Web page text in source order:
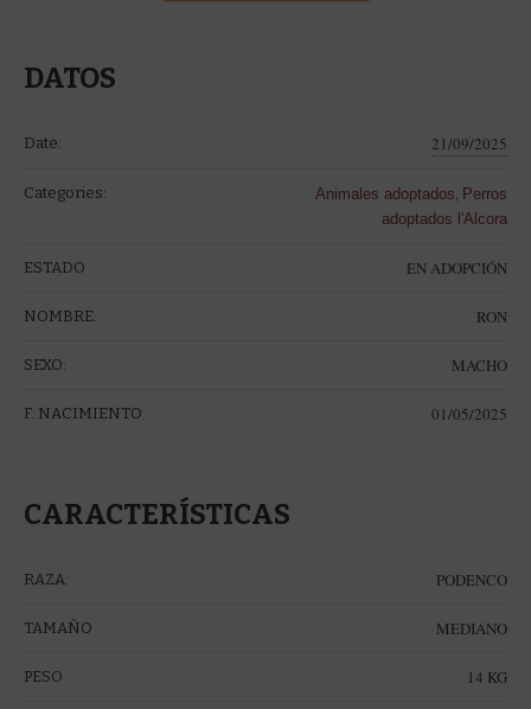
DATOS
Date: 21/09/2025
Categories: Animales adoptados, Perros
adoptados l'Alcora
ESTADO EN ADOPCIÓN
NOMBRE: RON
SEXO: MACHO
F. NACIMIENTO 01/05/2025
CARACTERÍSTICAS
RAZA: PODENCO
TAMAÑO MEDIANO
PESO 14 KG